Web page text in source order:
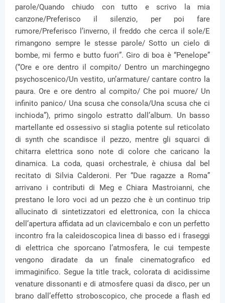
parole/Quando chiudo con tutto e scrivo la mia
canzone/Preferisco il silenzio, per poi fare
rumore/Preferisco l’inverno, il freddo che cerca il sole/E
rimangono sempre le stesse parole/ Sotto un cielo di
bombe, mi fermo e butto fuori”. Giro di boa è “Penelope”
(“Ore e ore dentro il compito/ Dentro un marchingegno
psychoscenico/Un vestito, un’armature/ cantare contro la
paura. Ore e ore dentro al compito/ Che poi muore/ Un
infinito panico/ Una scusa che consola/Una scusa che ci
inchioda”), primo singolo estratto dall’album. Un basso
martellante ed ossessivo si staglia potente sul reticolato
di synth che scandisce il pezzo, mentre gli squarci di
chitarra elettrica sono note di colore che caricano la
dinamica. La coda, quasi orchestrale, è chiusa dal bel
recitato di Silvia Calderoni. Per “Due ragazze a Roma”
arrivano i contributi di Meg e Chiara Mastroianni, che
prestano le loro voci ad un pezzo che è un continuo trip
allucinato di sintetizzatori ed elettronica, con la chicca
dell’apertura affidata ad un clavicembalo e con un perfetto
incontro fra la caleidoscopica linea di basso ed i fraseggi
di elettrica che sporcano l’atmosfera, le cui tempeste
vengono diradate da un finale cinematografico ed
immaginifico. Segue la title track, colorata di acidissime
venature dissonanti e di atmosfere quasi da disco, per un
brano dall’effetto stroboscopico, che procede a flash ed